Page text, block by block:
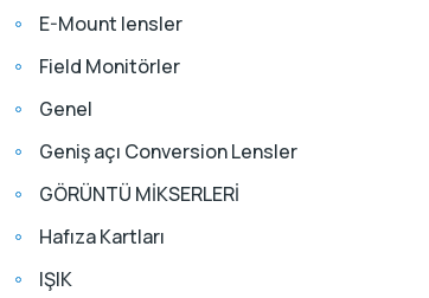
E-Mount lensler
Field Monitörler
Genel
Geniş açı Conversion Lensler
GÖRÜNTÜ MİKSERLERİ
Hafıza Kartları
IŞIK